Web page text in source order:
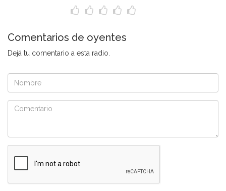
Comentarios de oyentes
Dejá tu comentario a esta radio.